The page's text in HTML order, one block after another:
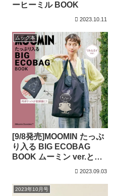
ーヒーミル BOOK
2023.10.11
ムック本
[9/8発売]MOOMIN たっぷ
り入る BIG ECOBAG
BOOK ムーミン ver.とリ
2023.09.03
2023年10月号